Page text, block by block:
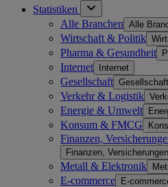
Statistiken
Alle Branchen Alle
Wirtschaft & Politik
Pharma & Gesundheit
Internet Internet
Gesellschaft Gesellschaft
Verkehr & Logistik
Energie & Umwelt
Konsum & FMCG
Finanzen,
Finanzen,
Metall & Elektronik
E-commerce E-